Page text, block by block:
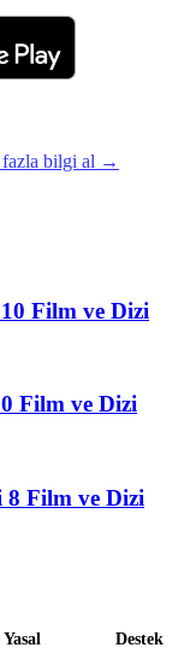
fazla bilgi al →
Film ve Dizi
Film ve Dizi
8 Film ve Dizi
Yasal
Destek